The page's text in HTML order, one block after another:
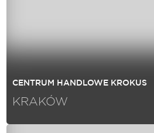
CENTRUM HANDLOWE KROKUS
KRAKÓW